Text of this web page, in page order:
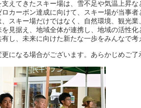
えてきたスキー場は、雪不足や気温上昇
ロカーボン達成に向けて、スキー場が当事
スキー場だけではなく、自然環境、観光
を見据え、地域全体が連携し、地域の活性
し、未来に向けた新たな一歩をみんなで考
になる場合がございます。あらかじめご了